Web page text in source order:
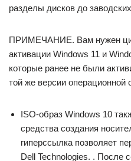
разделы дисков до
ПРИМЕЧАНИЕ. Вам нужен
активации Windows 11 и
которые ранее не были
той же версии операционной
ISO-образ Windows 10
средства создания
гиперссылка позволяет
Dell Technologies. . После